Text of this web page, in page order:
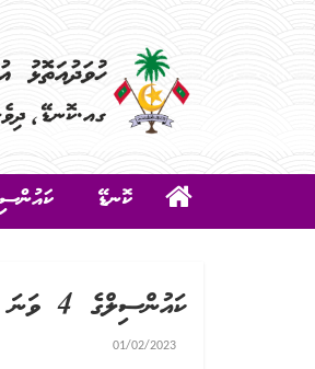
ކޮނޑޭ
ކައުންސިލްގެ 4 ވަނަ ދަޢުރުގެ 87 ވަނަ ޢާންމުބައްދަލުވުމުގެ އެޖެންޑާ
01/02/2023